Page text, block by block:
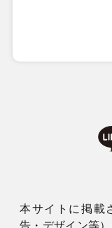
本サイトに掲載
告・デザイン等